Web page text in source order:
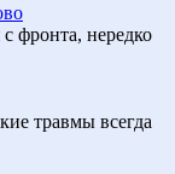
фронта, нередко
травмы всегда